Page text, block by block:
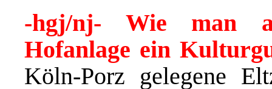
-hgj/nj- Wie man
Hofanlage ein
Köln-Porz gelegene